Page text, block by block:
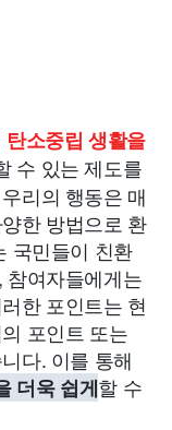
탄소중립 생활을
수 있는 제도를
리의 행동은 매
한 방법으로 환
국민들이 친환
참여자들에게는
한 포인트는 현
포인트 또는
다. 이를 통해
더욱 쉽게할 수